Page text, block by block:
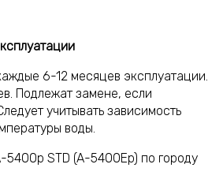
6-12 месяцев эксплуатации.
Подлежат замене, если
учитывать зависимость
воды.
STD (A-5400Ep) по городу